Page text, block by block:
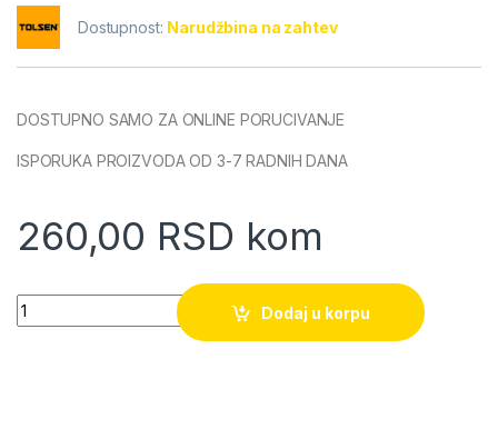
Dostupnost: Narudžbina na zahtev
DOSTUPNO SAMO ZA ONLINE PORUCIVANJE
ISPORUKA PROIZVODA OD 3-7 RADNIH DANA
260,00 RSD kom
Gedora 1/2 industrial Tolsen(16524) 24mm quantity
Dodaj u korpu